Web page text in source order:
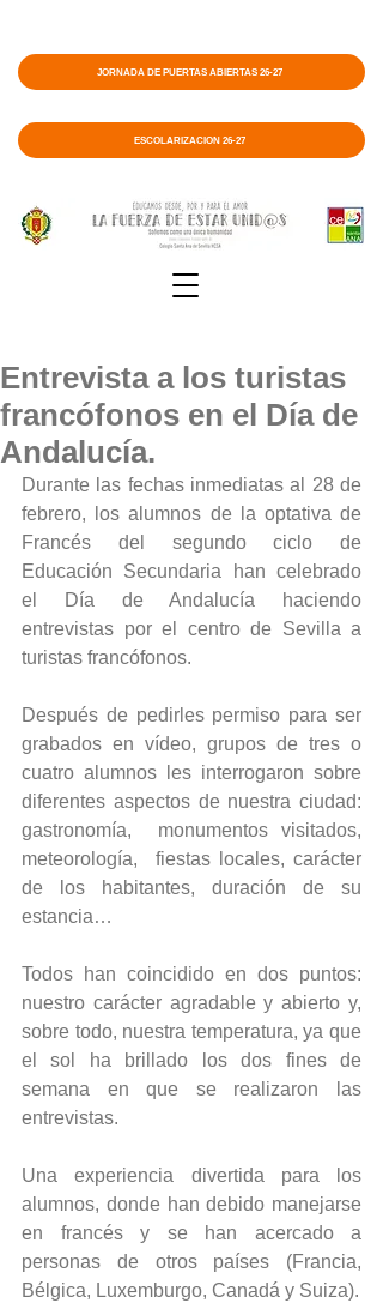
ESCOLARIZACIÓN 26-27
JORNADA DE PUERTAS ABIERTAS 26-27
Entrevista a los turistas
francófonos en el Día de
Andalucía.
Durante las fechas inmediatas al 28 de
febrero, los alumnos de la optativa de
Francés del segundo ciclo de
Educación Secundaria han celebrado
el Día de Andalucía haciendo
entrevistas por el centro de Sevilla a
turistas francófonos.
Después de pedirles permiso para ser
grabados en vídeo, grupos de tres o
cuatro alumnos les interrogaron sobre
diferentes aspectos de nuestra ciudad:
gastronomía,  monumentos visitados,
meteorología,  fiestas locales, carácter
de los habitantes, duración de su
estancia…
Todos han coincidido en dos puntos:
nuestro carácter agradable y abierto y,
sobre todo, nuestra temperatura, ya que
el sol ha brillado los dos fines de
semana en que se realizaron las
entrevistas.
Una experiencia divertida para los
alumnos, donde han debido manejarse
en francés y se han acercado a
personas de otros países (Francia,
Bélgica, Luxemburgo, Canadá y Suiza).